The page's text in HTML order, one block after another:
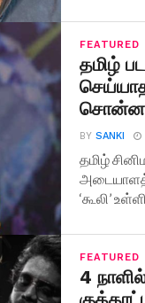
FEATURED
தமிழ்
சொன்ன
BYSANKI
தமிழ்
‘கூலி’
FEATURED
4